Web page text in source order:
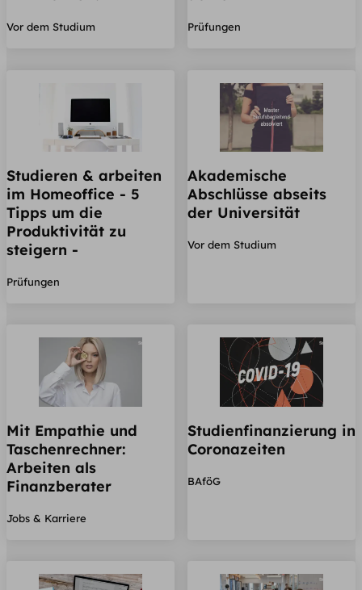
Vor dem Studium Prüfungen
Studieren & arbeiten
im Homeoffice - 5
Tipps um die
Produktivität zu
steigern -
Prüfungen
Akademische
Abschlüsse abseits
der Universität
Vor dem Studium
Mit Empathie und
Taschenrechner:
Arbeiten als
Finanzberater
Jobs & Karriere
Studienfinanzierung in
Coronazeiten
BAföG